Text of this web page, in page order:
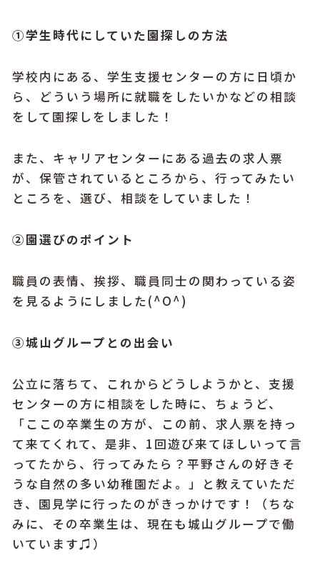
①学生時代にしていた園探しの方法
学校内にある、学生支援センターの方に日頃か
ら、どういう場所に就職をしたいかなどの相談
をして園探しをしました！
また、キャリアセンターにある過去の求人票
が、保管されているところから、行ってみたい
ところを、選び、相談をしていました！
②園選びのポイント
職員の表情、挨拶、職員同士の関わっている姿
を見るようにしました(^O^)
③城山グループとの出会い
公立に落ちて、これからどうしようかと、支援
センターの方に相談をした時に、ちょうど、
「ここの卒業生の方が、この前、求人票を持っ
て来てくれて、是非、1回遊び来てほしいって言
ってたから、行ってみたら？平野さんの好きそ
うな自然の多い幼稚園だよ。」と教えていただ
き、園見学に行ったのがきっかけです！（ちな
みに、その卒業生は、現在も城山グループで働
いています♫）